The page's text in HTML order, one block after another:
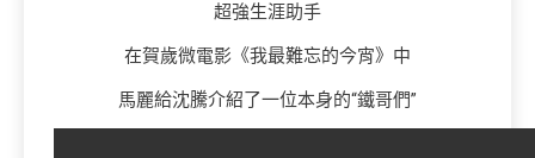
超強生涯助手
在賀歲微電影《我最難忘的今宵》中
馬麗給沈騰介紹了一位本身的“鐵哥們”